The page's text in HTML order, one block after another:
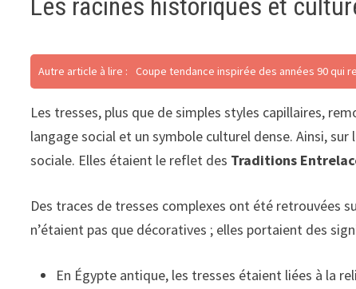
Les racines historiques et
Autre article à lire : Coupe tendance inspirée des années 90 qui
Les tresses, plus que de simples styles capillaires,
langage social et un symbole culturel dense. Ainsi,
sociale. Elles étaient le reflet des Traditions
Des traces de tresses complexes ont été retrouvées
n’étaient pas que décoratives ; elles portaient des
En Égypte antique, les tresses étaient liées à la